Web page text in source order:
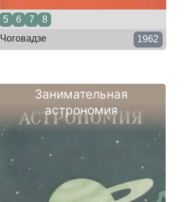
5 6 7
8
Чоговадзе
1962
Занимательная
астрономия